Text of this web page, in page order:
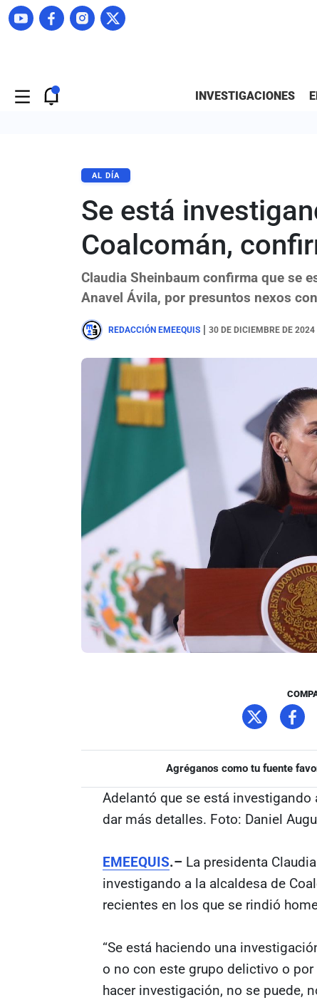
INVESTIGACIONES
AL DÍA
Se está
Coalcomán,
Claudia Sheinbaum confirma que se
Anavel Ávila, por presuntos nexos
REDACCIÓN EMEEQUIS 30 DE DICIEMBRE DE 2024
Agréganos como tu fuente
Adelantó que se está
dar más detalles. Foto: Daniel
EMEEQUIS.– La presidenta
investigando a la alcaldesa de
recientes en los que se rindió
“Se está haciendo una
o no con este grupo delictivo o
hacer investigación, no se puede,